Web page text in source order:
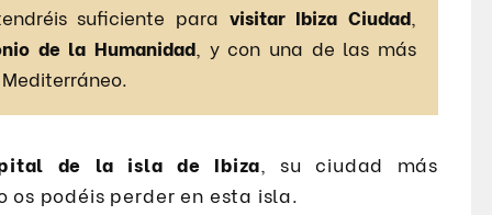
suficiente para visitar Ibiza Ciudad,
de la Humanidad, y con una de las más
de la isla de Ibiza, su ciudad más
podéis perder en esta isla.